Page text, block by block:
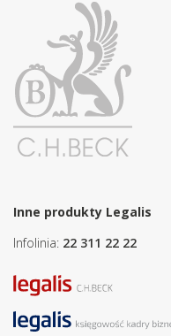
Inne produkty Legalis
Infolinia: 22 311 22 22